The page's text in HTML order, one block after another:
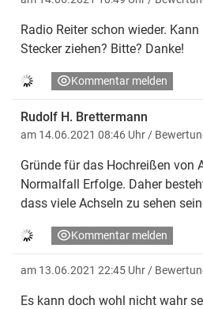
Radio Reiter schon wieder.
Stecker ziehen? Bitte? Danke!
Kommentar melden
Rudolf H. Brettermann
am 14.06.2021 08:46 Uhr /
Gründe für das Hochreißen von
Normalfall Erfolge. Daher
dass viele Achseln zu sehen
Kommentar melden
am 13.06.2021 22:45 Uhr /
Es kann doch wohl nicht wahr